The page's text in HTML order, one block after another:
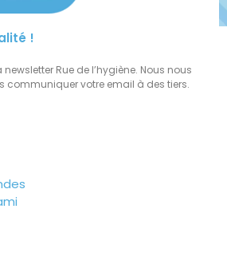
!
Rue de l’hygiène. Nous nous
communiquer votre email à des tiers.